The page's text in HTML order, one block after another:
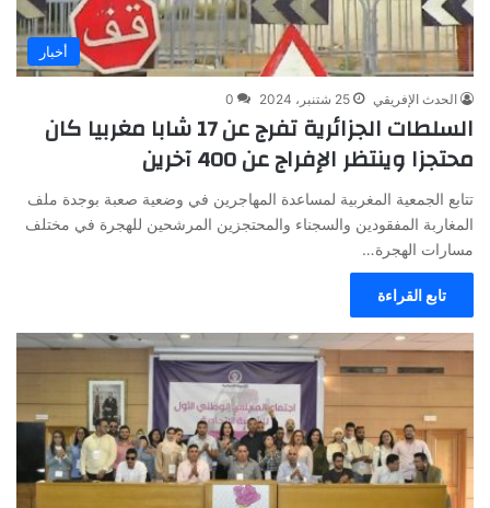
أخبار
الحدث الإفريقي 25 شتنبر، 2024 0
السلطات الجزائرية تفرج عن 17 شابا مغربيا كان
محتجزا وينتظر الإفراج عن 400 آخرين
تتابع الجمعية المغربية لمساعدة المهاجرين في وضعية صعبة بوجدة ملف
المغاربة المفقودين والسجناء والمحتجزين المرشحين للهجرة في مختلف
مسارات الهجرة…
تابع القراءة